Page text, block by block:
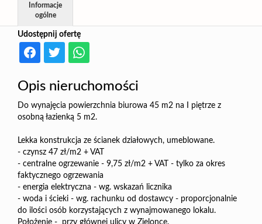
Udostępnij ofertę
Informacje
ogólne
Opis nieruchomości
Do wynajęcia powierzchnia biurowa 45 m2 na I piętrze z
osobną łazienką 5 m2.
Lekka konstrukcja ze ścianek działowych, umeblowane.
- czynsz 47 zł/m2 + VAT
- centralne ogrzewanie - 9,75 zł/m2 + VAT - tylko za okres
faktycznego ogrzewania
- energia elektryczna - wg. wskazań licznika
- woda i ścieki - wg. rachunku od dostawcy - proporcjonalnie
do ilości osób korzystających z wynajmowanego lokalu.